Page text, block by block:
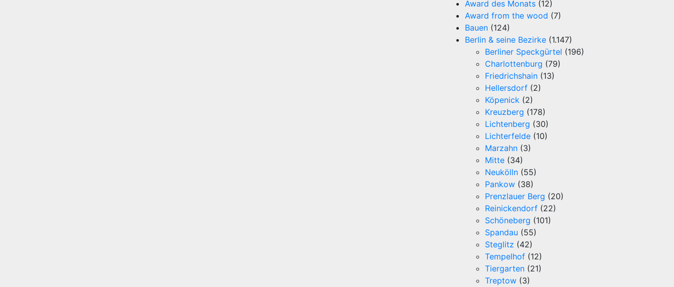
Award des Monats (12)
Award from the wood (7)
Bauen (124)
Berlin & seine Bezirke (1.147)
Berliner Speckgürtel (196)
Charlottenburg (79)
Friedrichshain (13)
Hellersdorf (2)
Köpenick (2)
Kreuzberg (178)
Lichtenberg (30)
Lichterfelde (10)
Marzahn (3)
Mitte (34)
Neukölln (55)
Pankow (38)
Prenzlauer Berg (20)
Reinickendorf (22)
Schöneberg (101)
Spandau (55)
Steglitz (42)
Tempelhof (12)
Tiergarten (21)
Treptow (3)